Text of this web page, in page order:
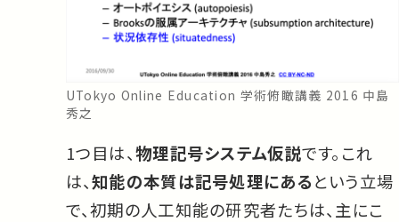
UTokyo Online Education 学術俯瞰講義 2016 中島
秀之
1つ目は、物理記号システム仮説です。これ
は、知能の本質は記号処理にあるという立場
で、初期の人工知能の研究者たちは、主にこ